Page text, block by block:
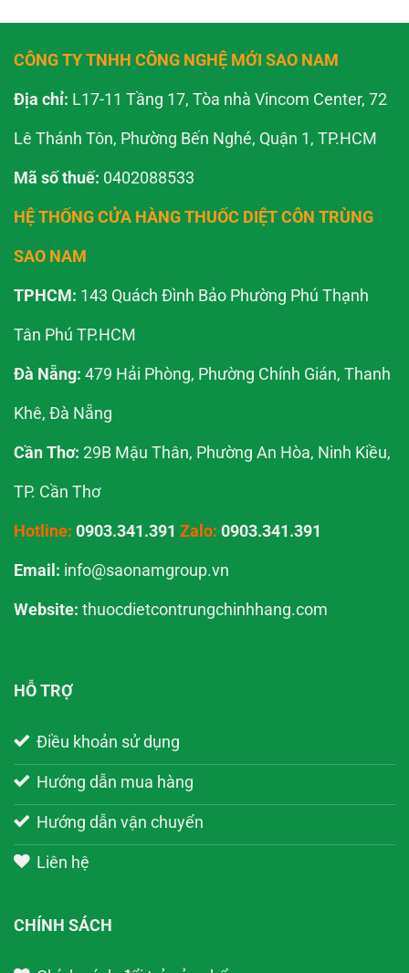
CÔNG TY TNHH CÔNG NGHỆ MỚI SAO NAM
Địa chỉ: L17-11 Tầng 17, Tòa nhà Vincom Center, 72
Lê Thánh Tôn, Phường Bến Nghé, Quận 1, TP.HCM
Mã số thuế: 0402088533
HỆ THỐNG CỬA HÀNG THUỐC DIỆT CÔN TRÙNG
SAO NAM
TPHCM: 143 Quách Đình Bảo Phường Phú Thạnh
Tân Phú TP.HCM
Đà Nẵng: 479 Hải Phòng, Phường Chính Gián, Thanh
Khê, Đà Nẵng
Cần Thơ: 29B Mậu Thân, Phường An Hòa, Ninh Kiều,
TP. Cần Thơ
Hotline: 0903.341.391 Zalo: 0903.341.391
Email: info@saonamgroup.vn
Website: thuocdietcontrungchinhhang.com
HỖ TRỢ
Điều khoản sử dụng
Hướng dẫn mua hàng
Hướng dẫn vận chuyển
Liên hệ
CHÍNH SÁCH